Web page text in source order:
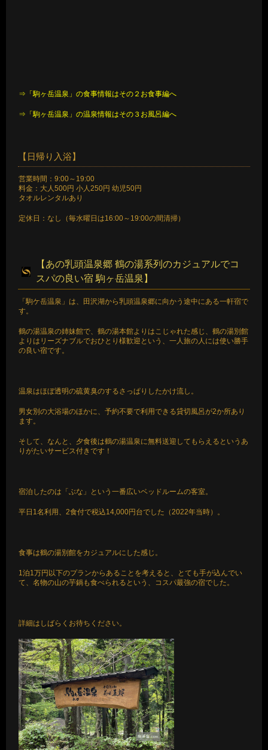
⇒「駒ヶ岳温泉」の食事情報はその２お食事編へ
⇒「駒ヶ岳温泉」の温泉情報はその３お風呂編へ
【日帰り入浴】
営業時間：9:00～19:00
料金：大人500円 小人250円 幼児50円
タオルレンタルあり
定休日：なし（毎水曜日は16:00～19:00の間清掃）
【あの乳頭温泉郷 鶴の湯系列のカジュアルでコ
スパの良い宿 駒ヶ岳温泉】
「駒ケ岳温泉」は、田沢湖から乳頭温泉郷に向かう途中にある一軒宿で
す。
鶴の湯温泉の姉妹館で、鶴の湯本館よりはこじゃれた感じ、鶴の湯別館
よりはリーズナブルでおひとり様歓迎という、一人旅の人には使い勝手
の良い宿です。
温泉はほぼ透明の硫黄臭のするさっぱりしたかけ流し。
男女別の大浴場のほかに、予約不要で利用できる貸切風呂が2か所あり
ます。
そして、なんと、夕食後は鶴の湯温泉に無料送迎してもらえるというあ
りがたいサービス付きです！
宿泊したのは「ぶな」という一番広いベッドルームの客室。
平日1名利用、2食付で税込14,000円台でした（2022年当時）。
食事は鶴の湯別館をカジュアルにした感じ。
1泊1万円以下のプランからあることを考えると、とても手が込んでい
て、名物の山の芋鍋も食べられるという、コスパ最強の宿でした。
詳細はしばらくお待ちください。